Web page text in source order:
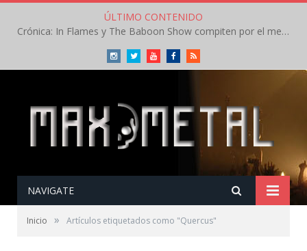
ÚLTIMO CONTENIDO
Crónica: In Flames y The Baboon Show compiten por el mejor concierto del día en el Leyendas del Rock – Viernes – Agosto 2026
InstagramTwitterYoutubeFacebookRSS
NAVIGATE
Inicio » Artículos etiquetados como "Quercus"